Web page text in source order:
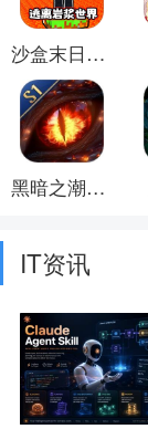
沙盒末日世界
黑暗之潮：契约
IT资讯